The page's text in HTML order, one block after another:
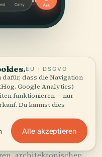
Redaktionsteam
EU · DSGVO
dass die Navigation
Google Analytics)
funktionieren — nur
Du kannst dies
Alle akzeptieren